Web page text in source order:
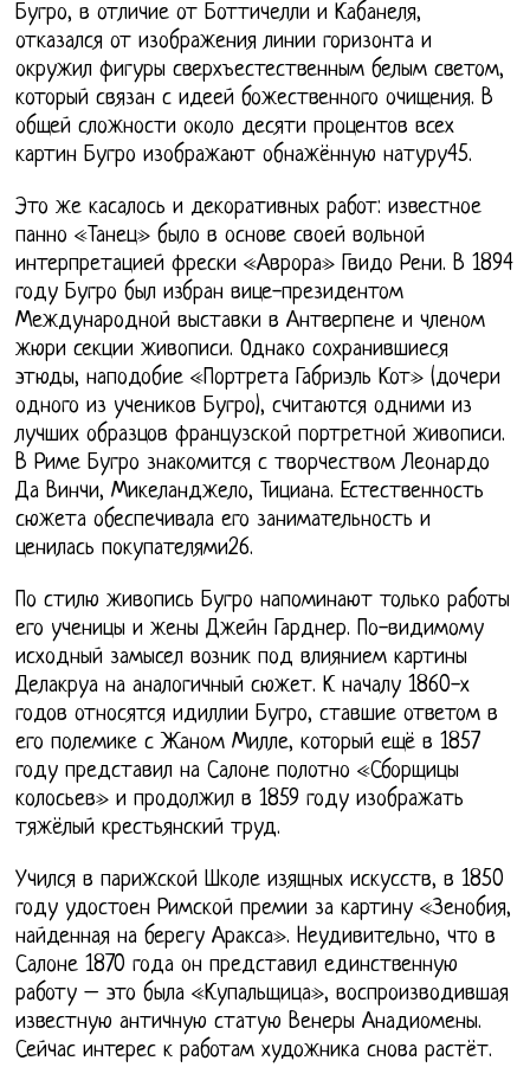
Бугро, в отличие от Боттичелли и Кабанеля,
отказался от изображения линии горизонта и
окружил фигуры сверхъестественным белым светом,
который связан с идеей божественного очищения. В
общей сложности около десяти процентов всех
картин Бугро изображают обнажённую натуру45.
Это же касалось и декоративных работ: известное
панно «Танец» было в основе своей вольной
интерпретацией фрески «Аврора» Гвидо Рени. В 1894
году Бугро был избран вице-президентом
Международной выставки в Антверпене и членом
жюри секции живописи. Однако сохранившиеся
этюды, наподобие «Портрета Габриэль Кот» (дочери
одного из учеников Бугро), считаются одними из
лучших образцов французской портретной живописи.
В Риме Бугро знакомится с творчеством Леонардо
Да Винчи, Микеланджело, Тициана. Естественность
сюжета обеспечивала его занимательность и
ценилась покупателями26.
По стилю живопись Бугро напоминают только работы
его ученицы и жены Джейн Гарднер. По-видимому
исходный замысел возник под влиянием картины
Делакруа на аналогичный сюжет. К началу 1860-х
годов относятся идиллии Бугро, ставшие ответом в
его полемике с Жаном Милле, который ещё в 1857
году представил на Салоне полотно «Сборщицы
колосьев» и продолжил в 1859 году изображать
тяжёлый крестьянский труд.
Учился в парижской Школе изящных искусств, в 1850
году удостоен Римской премии за картину «Зенобия,
найденная на берегу Аракса». Неудивительно, что в
Салоне 1870 года он представил единственную
работу – это была «Купальщица», воспроизводившая
известную античную статую Венеры Анадиомены.
Сейчас интерес к работам художника снова растёт.